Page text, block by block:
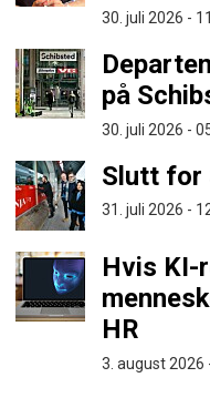
30. juli 2026 -
på
30. juli 2026 -
Slutt for
31. juli 2026 -
Hvis KI-
HR
3. august 2026